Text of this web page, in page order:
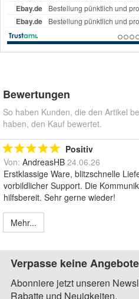
Bewertungen
So haben Kunden, die den Artikel
haben, den Kauf bewertet.
Positiv
Von: AndreasHB 24.06.26
Erstklassige Ware, blitzschnelle
vorbildlicher Support. Die
hilfsbereit. Sehr gerne wieder!
Mehr...
Verpasse keine
Abonniere jetzt unseren
Rabatte und Neuigkeiten.